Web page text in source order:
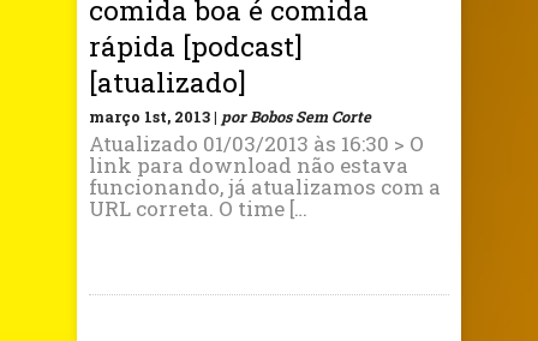
comida boa é comida
rápida [podcast]
[atualizado]
março 1st, 2013 | por Bobos Sem Corte
Atualizado 01/03/2013 às 16:30 > O
link para download não estava
funcionando, já atualizamos com a
URL correta. O time […